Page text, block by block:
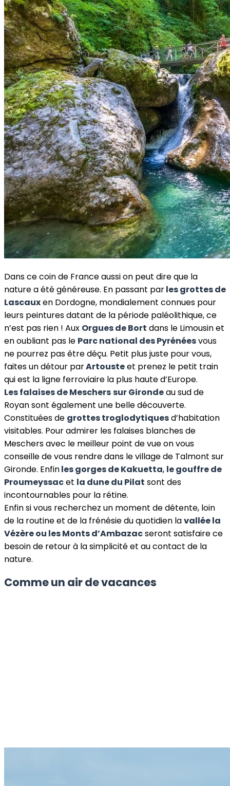
Dans ce coin de France aussi on peut dire que la
nature a été généreuse. En passant parles grottes de
Lascauxen Dordogne, mondialement connues pour
leurs peintures datant de la période paléolithique, ce
n’est pas rien ! Aux Orgues de Bort dans le Limousin et
en oubliant pas le Parc national des Pyrénéesvous
ne pourrez pas être déçu. Petit plus juste pour vous,
faites un détour parArtousteet prenez le petit train
qui est la ligne ferroviaire la plus haute d’Europe.
Les falaises de Mescherssur Girondeau sud de
Royan sont également une belle découverte.
Constituées de grottes troglodytiquesd’habitation
visitables. Pour admirer les falaises blanches de
Meschers avec le meilleur point de vue on vous
conseille de vous rendre dans le village de Talmont sur
Gironde. Enfinles gorges de Kakuetta, le gouffre de
Proumeyssacet la dune du Pilat sont des
incontournables pour la rétine.
Enfin si vous recherchez un moment de détente, loin
de la routine et de la frénésie du quotidien lavallée la
Vézère ou les Monts d’Ambazacseront satisfaire ce
besoin de retour à la simplicité et au contact de la
nature.
Comme un air de vacances